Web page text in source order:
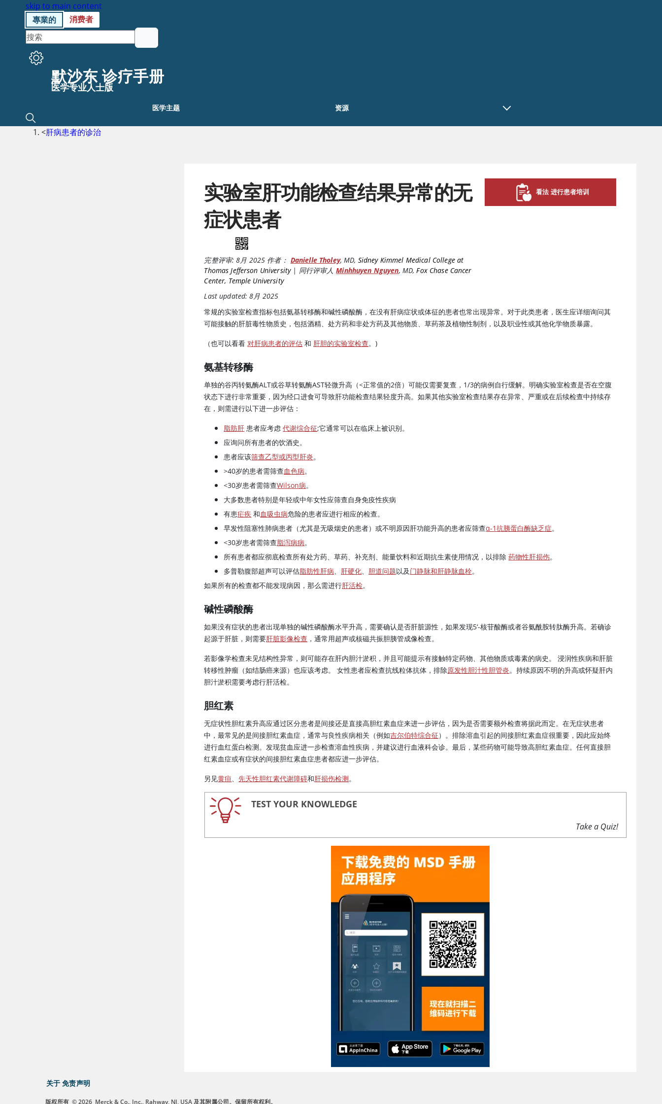
skip to main content
專業的
消费者
默沙东 诊疗手册
医学专业人士版
医学主题 资源
<肝病患者的诊治
实验室肝功能检查结果异常的无
症状患者
完整评审: 8月 2025 作者： Danielle Tholey,MD, Sidney Kimmel Medical College at
Thomas Jefferson University| 同行评审人 Minhhuyen Nguyen, MD,Fox Chase Cancer
Center, Temple University
Last updated: 8月 2025
看法 进行患者培训
常规的实验室检查指标包括氨基转移酶和碱性磷酸酶，在没有肝病症状或体征的患者也常出现异常。对于此类患者，医生应详细询问其
可能接触的肝脏毒性物质史，包括酒精、处方药和非处方药及其他物质、草药茶及植物性制剂，以及职业性或其他化学物质暴露。
（也可以看看对肝病患者的评估 和 肝胆的实验室检查。)
氨基转移酶
单独的谷丙转氨酶ALT或谷草转氨酶AST轻微升高（<正常值的2倍）可能仅需要复查，1/3的病例自行缓解。明确实验室检查是否在空腹
状态下进行非常重要，因为经口进食可导致肝功能检查结果轻度升高。如果其他实验室检查结果存在异常、严重或在后续检查中持续存
在，则需进行以下进一步评估：
脂肪肝 患者应考虑代谢综合征;它通常可以在临床上被识别。
应询问所有患者的饮酒史。
患者应该筛查乙型或丙型肝炎。
>40岁的患者需筛查血色病。
<30岁患者需筛查Wilson病。
大多数患者特别是年轻或中年女性应筛查自身免疫性疾病
有患疟疾 和血吸虫病危险的患者应进行相应的检查。
早发性阻塞性肺病患者（尤其是无吸烟史的患者）或不明原因肝功能升高的患者应筛查α-1抗胰蛋白酶缺乏症。
<30岁患者需筛查脂泻病病。
所有患者都应彻底检查所有处方药、草药、补充剂、能量饮料和近期抗生素使用情况，以排除药物性肝损伤。
多普勒腹部超声可以评估脂肪性肝病、 肝硬化、 胆道问题以及门静脉和肝静脉血栓。
如果所有的检查都不能发现病因，那么需进行肝活检。
碱性磷酸酶
如果没有症状的患者出现单独的碱性磷酸酶水平升高，需要确认是否肝脏源性，如果发现5‘-核苷酸酶或者谷氨酰胺转肽酶升高。若确诊
起源于肝脏，则需要肝脏影像检查 ，通常用超声或核磁共振胆胰管成像检查。
若影像学检查未见结构性异常，则可能存在肝内胆汁淤积，并且可能提示有接触特定药物、其他物质或毒素的病史。 浸润性疾病和肝脏
转移性肿瘤（如结肠癌来源）也应该考虑。 女性患者应检查抗线粒体抗体，排除原发性胆汁性胆管炎。持续原因不明的升高或怀疑肝内
胆汁淤积需要考虑行肝活检。
胆红素
无症状性胆红素升高应通过区分患者是间接还是直接高胆红素血症来进一步评估，因为是否需要额外检查将据此而定。在无症状患者
中，最常见的是间接胆红素血症，通常与良性疾病相关（例如吉尔伯特综合征）。排除溶血引起的间接胆红素血症很重要，因此应始终
进行血红蛋白检测。发现贫血应进一步检查溶血性疾病，并建议进行血液科会诊。最后，某些药物可能导致高胆红素血症。任何直接胆
红素血症或有症状的间接胆红素血症患者都应进一步评估。
另见黄疸、先天性胆红素代谢障碍和肝损伤检测。
TEST YOUR KNOWLEDGE
Take a Quiz!
关于 免责声明
版权所有 © 2026 Merck & Co., Inc., Rahway, NJ, USA 及其附属公司。保留所有权利。